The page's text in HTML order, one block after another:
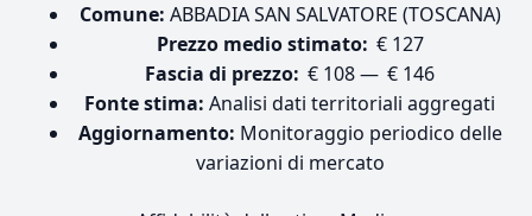
Comune: ABBADIA SAN SALVATORE (TOSCANA)
Prezzo medio stimato: € 127
Fascia di prezzo: € 108 — € 146
Fonte stima: Analisi dati territoriali aggregati
Aggiornamento: Monitoraggio periodico delle
variazioni di mercato